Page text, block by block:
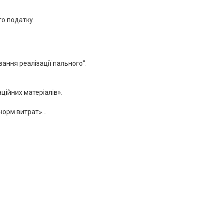
податку.
реалізації пального”.
матеріалів».
витрат»...